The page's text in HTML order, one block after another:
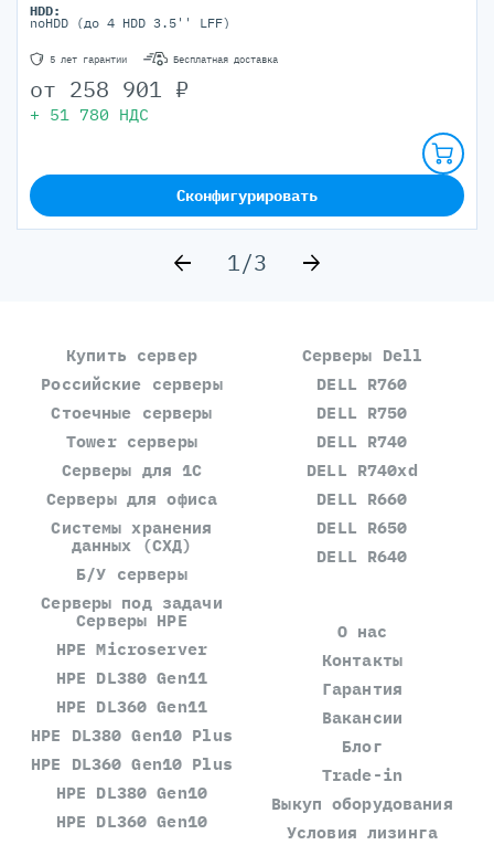
HDD:
noHDD (до 4 HDD 3.5'' LFF)
5 лет гарантии Бесплатная доставка
от 258 901 ₽
+ 51 780 НДС
Сконфигурировать
1/3
Купить сервер
Российские серверы
Стоечные серверы
Tower серверы
Серверы для 1С
Серверы для офиса
Системы хранения
данных (СХД)
Б/У серверы
Серверы под задачи
Серверы Dell
DELL R760
DELL R750
DELL R740
DELL R740xd
DELL R660
DELL R650
DELL R640
Серверы HPE
HPE Microserver
HPE DL380 Gen11
HPE DL360 Gen11
HPE DL380 Gen10 Plus
HPE DL360 Gen10 Plus
HPE DL380 Gen10
HPE DL360 Gen10
О нас
Контакты
Гарантия
Вакансии
Блог
Trade-in
Выкуп оборудования
Условия лизинга